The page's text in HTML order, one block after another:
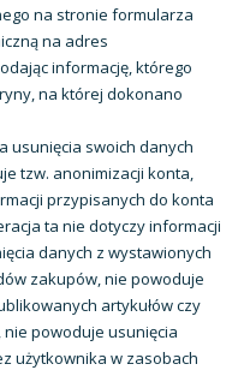
na stronie formularza
na adres
informację, którego
na której dokonano
usunięcia swoich danych
tzw. anonimizacji konta,
przypisanych do konta
ta nie dotyczy informacji
danych z wystawionych
zakupów, nie powoduje
artykułów czy
powoduje usunięcia
użytkownika w zasobach